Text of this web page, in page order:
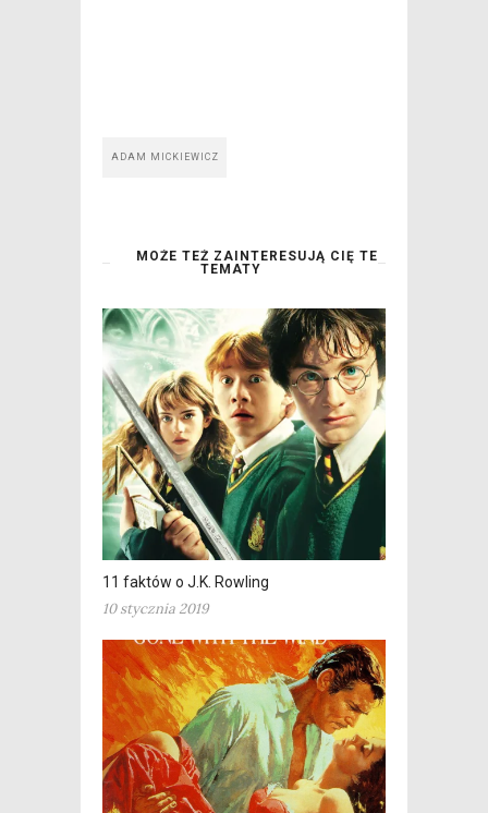
ADAM MICKIEWICZ
MOŻE TEŻ ZAINTERESUJĄ CIĘ TE
TEMATY
11 faktów o J.K. Rowling
10 stycznia 2019